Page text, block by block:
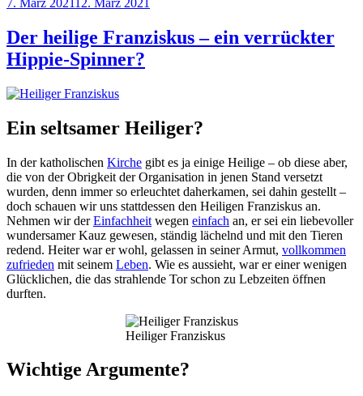
Der heilige Franziskus – ein verrückter
Hippie-Spinner?
Ein seltsamer Heiliger?
In der katholischen Kirche gibt es ja einige Heilige – ob diese aber,
die von der Obrigkeit der Organisation in jenen Stand versetzt
wurden, denn immer so erleuchtet daherkamen, sei dahin gestellt –
doch schauen wir uns stattdessen den Heiligen Franziskus an.
Nehmen wir derEinfachheit wegen einfach an, er sei ein liebevoller
wundersamer Kauz gewesen, ständig lächelnd und mit den Tieren
redend. Heiter war er wohl, gelassen in seiner Armut, vollkommen
zufrieden mit seinem Leben. Wie es aussieht, war er einer wenigen
Glücklichen, die das strahlende Tor schon zu Lebzeiten öffnen
durften.
Heiliger Franziskus
Wichtige Argumente?